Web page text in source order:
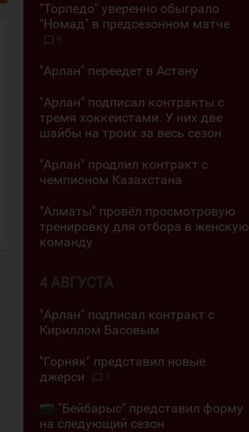
"Торпедо" уверенно обыграло
"Номад" в предсезонном матче
6
"Арлан" переедет в Астану
"Арлан" подписал контракты с
тремя хоккеистами. У них две
шайбы на троих за весь сезон
"Арлан" продлил контракт с
чемпионом Казахстана
"Алматы" провёл просмотровую
тренировку для отбора в женскую
команду
4 АВГУСТА
"Арлан" подписал контракт с
Кириллом Басовым
"Горняк" представил новые
джерси
1
"Бейбарыс" представил форму
на следующий сезон